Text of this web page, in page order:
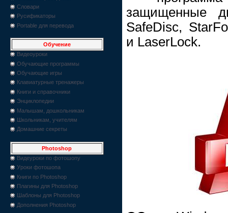
Словари
Русификаторы
Portable для перевода
Обучение
Видеоуроки
Обучающие программы
Обучающие игры
Клавиатурные тренажеры
Книги и справочники
Энциклопедии
Малышам, дошкольникам
Школьникам, учителям
Домашние секреты
Photoshop
Видеуроки по фотошопу
Уроки фотошопа
Книги по Photoshop
Плагины для Photoshop
Шаблоны для Photoshop
Дополнения Photoshop
защищенные
SafeDisc,
и LaserLock.